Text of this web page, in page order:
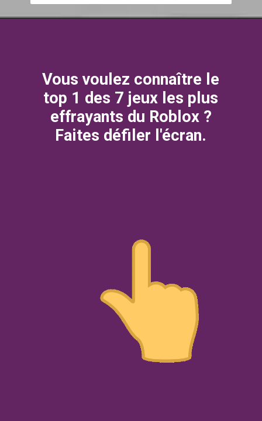
Vous voulez connaître le
top 1 des 7 jeux les plus
effrayants du Roblox ?
Faites défiler l'écran.